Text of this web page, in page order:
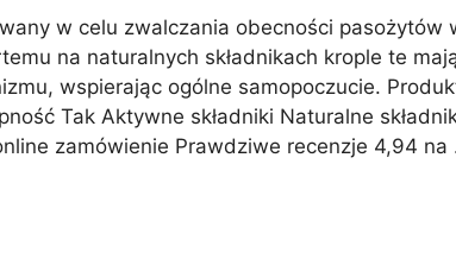
w celu zwalczania obecności pasożytów
na naturalnych składnikach krople te
wspierając ogólne samopoczucie.
Tak Aktywne składniki Naturalne
zamówienie Prawdziwe recenzje 4,94 na